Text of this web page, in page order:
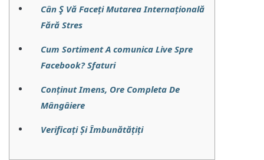
Cân Ş Vă Faceți Mutarea Internațională
Fără Stres
Cum Sortiment A comunica Live Spre
Facebook? Sfaturi
Conținut Imens, Ore Completa De
Mângâiere
Verificați Și Îmbunătățiți